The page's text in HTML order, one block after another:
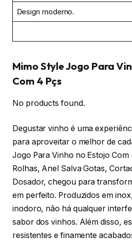
Design moderno.
Mimo Style Jogo Para
Com 4 Pçs
No products found.
Degustar vinho é uma
para aproveitar o melhor de
Jogo Para Vinho no Estojo
Rolhas, Anel Salva Gotas,
Dosador, chegou para
em perfeito. Produzidos em
inodoro, não há qualquer
sabor dos vinhos. Além disso,
resistentes e finamente